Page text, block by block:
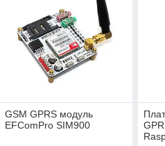
GSM GPRS модуль
EFComPro SIM900